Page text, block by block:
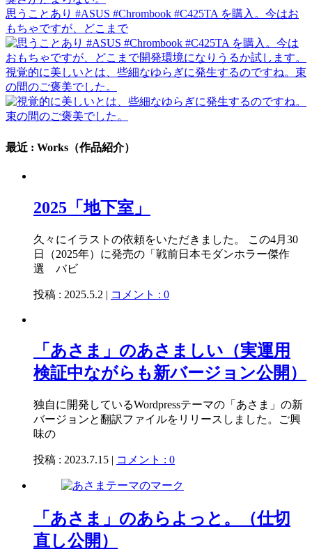
思うことあり #ASUS #Chrombook #C425TA を購入。今はお
もちゃですが、どこまで
視覚的に美しいとは、些細なゆらぎに発生するのですね。束
の間のご褒美でした。
最近 : Works（作品紹介）
2025「地下室」
久々にイラストの依頼をいただきました。 この4月30
日（2025年）に発売の「戦前日本モダンホラー傑作
選 バビ
投稿 : 2025.5.2 | コメント : 0
「あさま」のあさましい（実運用
検証中ながらも新バージョン公開）
独自に開発しているWordpressテーマの「あさま」の新
バージョンと翻訳ファイルをリリースしました。ご興
味の
投稿 : 2023.7.15 | コメント : 0
「あさま」のあらよっと。（仕切
直し公開）